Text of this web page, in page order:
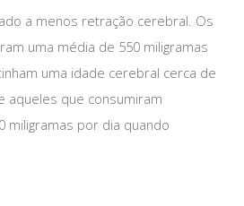
a menos retração cerebral. Os
uma média de 550 miligramas
uma idade cerebral cerca de
aqueles que consumiram
miligramas por dia quando